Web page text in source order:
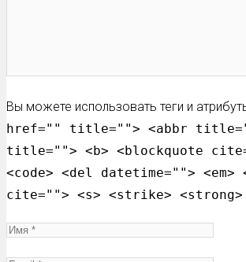
Вы можете использовать теги и
href="" title=""> <abbr
title=""> <b> <blockquote
<code> <del datetime=""> <em>
cite=""> <s> <strike> <strong>